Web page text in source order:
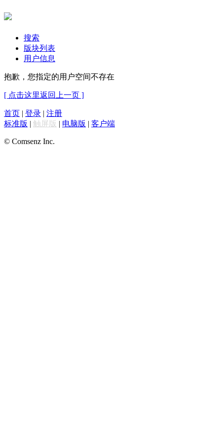
搜索
版块列表
用户信息
抱歉，您指定的用户空间不存在
[ 点击这里返回上一页 ]
首页 | 登录 | 注册
标准版 | 触屏版 | 电脑版 | 客户端
© Comsenz Inc.